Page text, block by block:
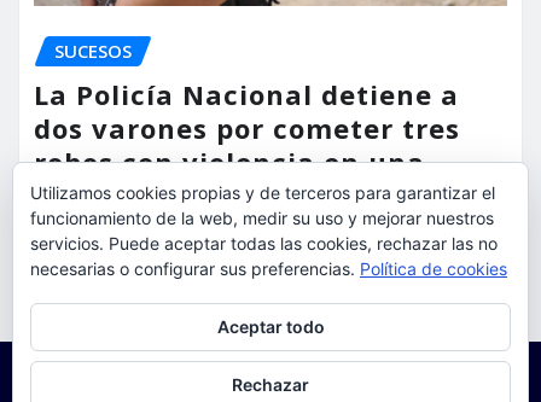
SUCESOS
La Policía Nacional detiene a
dos varones por cometer tres
robos con violencia en una
misma mañana
torrent al dia Ago 7, 2026
Utilizamos cookies propias y de terceros para garantizar el
funcionamiento de la web, medir su uso y mejorar nuestros
servicios. Puede aceptar todas las cookies, rechazar las no
necesarias o configurar sus preferencias. Política de cookies
Aceptar todo
Rechazar
Para obtener más información, incluido cómo gestionar las cookies,